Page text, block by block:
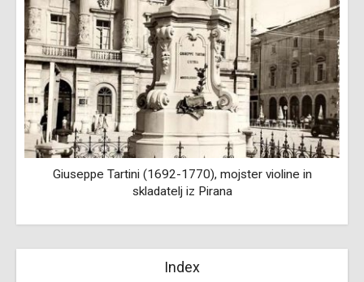
Giuseppe Tartini (1692-1770), mojster violine in
skladatelj iz Pirana
Index